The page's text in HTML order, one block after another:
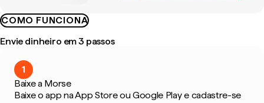
COMO FUNCIONA
Envie dinheiro em 3 passos
1
Baixe a Morse
Baixe o app na App Store ou Google Play e cadastre-se